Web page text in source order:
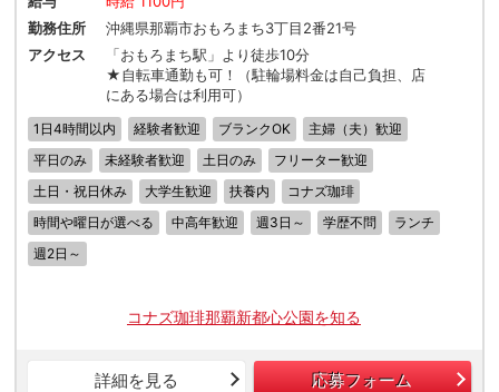
勤務住所
沖縄県那覇市おもろまち3丁目2番21号
アクセス
「おもろまち駅」より徒歩10分
★自転車通勤も可！（駐輪場料金は自己負担、店
にある場合は利用可）
1日4時間以内 経験者歓迎 ブランクOK
主婦（夫）歓迎
平日のみ
未経験者歓迎 土日のみ
フリーター歓迎
土日・祝日休み
大学生歓迎 扶養内
コナズ珈琲
時間や曜日が選べる
中高年歓迎 週3日～ 学歴不問
ランチ
週2日～
コナズ珈琲那覇新都心公園を知る
詳細を見る 応募フォーム